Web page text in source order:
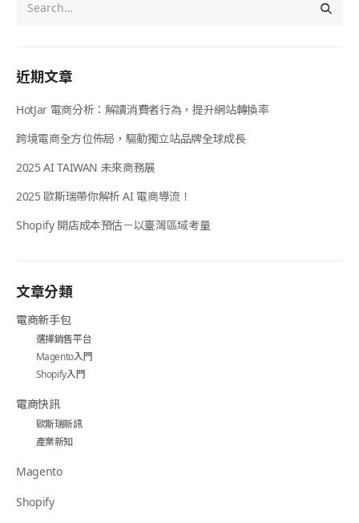
近期文章
HotJar 電商分析：解讀消費者行為，提升網站轉換率
跨境電商全方位佈局，驅動獨立站品牌全球成長
2025 AI TAIWAN 未來商務展
2025 歐斯瑞帶你解析 AI 電商導流！
Shopify 開店成本預估－以臺灣區域考量
文章分類
電商新手包
選擇銷售平台
Magento入門
Shopify入門
電商快訊
歐斯瑞新訊
產業新知
Magento
Shopify